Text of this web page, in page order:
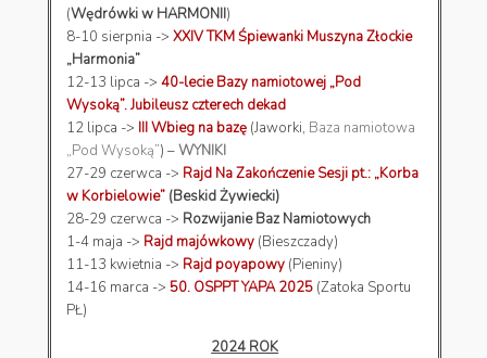
(Wędrówki w HARMONII)
8-10 sierpnia ->XXIV TKM Śpiewanki Muszyna Złockie
„Harmonia”
12-13 lipca ->40-lecie Bazy namiotowej „Pod
Wysoką”. Jubileusz czterech dekad
12 lipca -> III Wbieg na bazę (Jaworki, Baza namiotowa
„Pod Wysoką”) –WYNIKI
27-29 czerwca -> Rajd Na Zakończenie Sesji pt.: „Korba
w Korbielowie” (Beskid Żywiecki)
28-29 czerwca -> Rozwijanie Baz Namiotowych
1-4 maja -> Rajd majówkowy (Bieszczady)
11-13 kwietnia -> Rajd poyapowy (Pieniny)
14-16 marca -> 50. OSPPT YAPA 2025 (Zatoka Sportu
PŁ)
2024 ROK